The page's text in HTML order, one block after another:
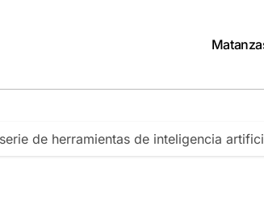
de herramientas de inteligencia